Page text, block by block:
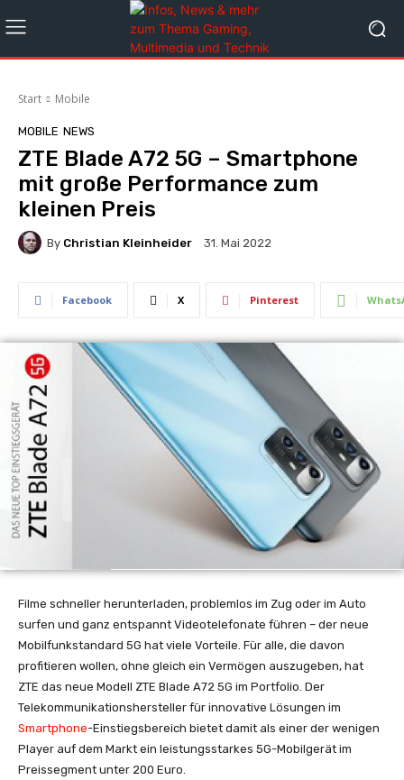
Start Mobile
MOBILE NEWS
ZTE Blade A72 5G – Smartphone
mit große Performance zum
kleinen Preis
By Christian Kleinheider 31. Mai 2022
Facebook X Pinterest
Filme schneller herunterladen, problemlos im Zug oder im Auto
surfen und ganz entspannt Videotelefonate führen – der neue
Mobilfunkstandard 5G hat viele Vorteile. Für alle, die davon
profitieren wollen, ohne gleich ein Vermögen auszugeben, hat
ZTE das neue Modell ZTE Blade A72 5G im Portfolio. Der
Telekommunikationshersteller für innovative Lösungen im
Smartphone-Einstiegsbereich bietet damit als einer der wenigen
Player auf dem Markt ein leistungsstarkes 5G-Mobilgerät im
Preissegment unter 200 Euro.